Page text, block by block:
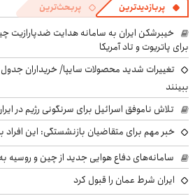
پربازدیدترین پربحث‌ترین
خیبرشکن ایران به سامانه هدایت
برای پاتریوت و تاد آمریکا
ببینند
تلاش ناموفق اسرائیل برای سرنگونی رژیم در
خبر مهم برای متقاضیان بازنشستگی: این افراد باید ۵ سال بیشتر کار
سامانه‌های دفاع هوایی جدید از چین و روسیه
ایران شرط عمان را قبول کرد